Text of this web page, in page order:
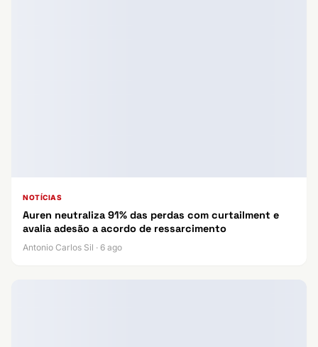
NOTÍCIAS
Auren neutraliza 91% das perdas com curtailment e
avalia adesão a acordo de ressarcimento
Antonio Carlos Sil · 6 ago